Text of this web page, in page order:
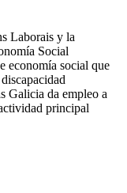
Laborais y la
Social
economía social que
Galicia da empleo a
principal